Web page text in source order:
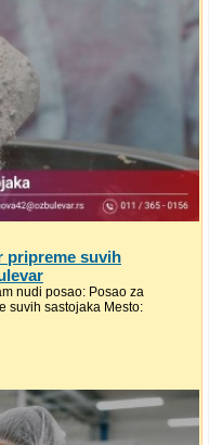
pripreme suvih
nudi posao: Posao za
suvih sastojaka Mesto: